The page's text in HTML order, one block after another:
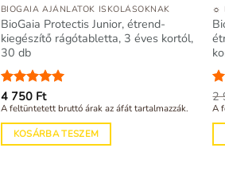
BIOGAIA AJÁNLATOK ISKOLÁSOKNAK
BioGaia Protectis Junior, étrend-
kiegészítő rágótabletta, 3 éves kortól,
30 db
Értékelés:
/ 5
4 750 Ft
A feltüntetett bruttó árak az áfát tartalmazzák.
KOSÁRBA TESZEM
☼
/
2
A